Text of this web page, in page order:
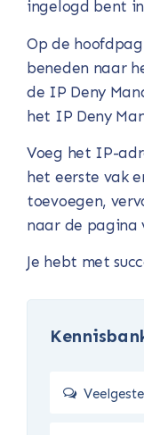
ingelogd bent
Op de
beneden naar
de IP Deny
het IP Deny
Voeg het IP-
het eerste vak
toevoegen,
naar de pagina
Je hebt met